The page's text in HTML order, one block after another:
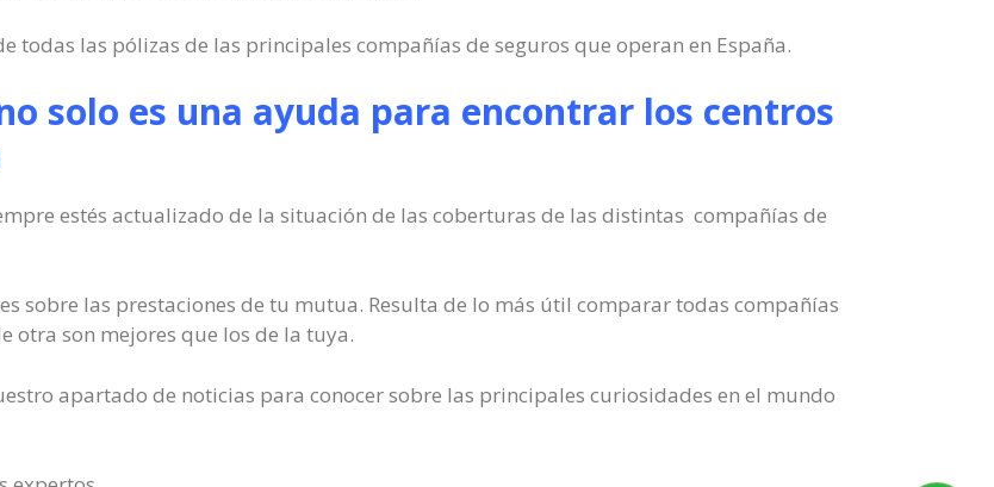
todas las pólizas de las principales compañías de seguros que operan en España.
solo es una ayuda para encontrar los centros
estés actualizado de la situación de las coberturas de las distintas compañías de
sobre las prestaciones de tu mutua. Resulta de lo más útil comparar todas compañías
otra son mejores que los de la tuya.
apartado de noticias para conocer sobre las principales curiosidades en el mundo